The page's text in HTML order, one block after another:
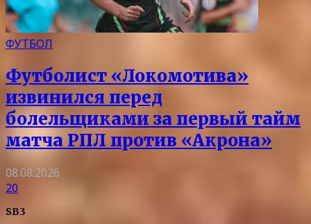
ФУТБОЛ
Футболист «Локомотива»
извинился перед
болельщиками за первый тайм
матча РПЛ против «Акрона»
08.08.2026
20
SB3